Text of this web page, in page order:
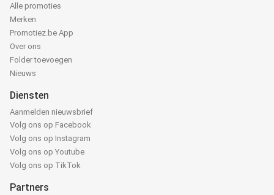
Alle promoties
Merken
Promotiez.be App
Over ons
Folder toevoegen
Nieuws
Diensten
Aanmelden nieuwsbrief
Volg ons op Facebook
Volg ons op Instagram
Volg ons op Youtube
Volg ons op TikTok
Partners